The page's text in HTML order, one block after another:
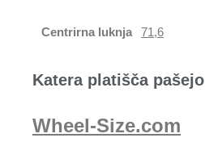
Centrirna luknja 71,6
Katera platišča pašejo
Wheel-Size.com